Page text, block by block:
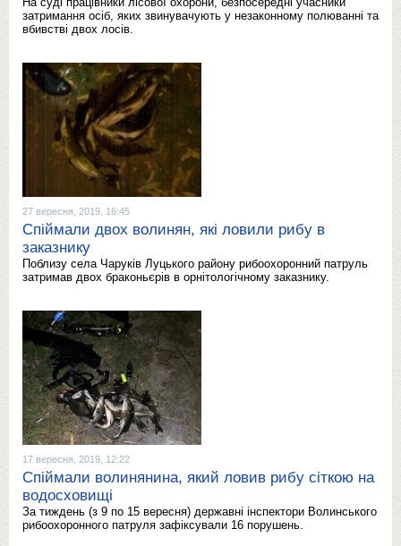
затримання осіб, яких звинувачують у незаконному полюванні та
вбивстві двох лосів.
27 вересня, 2019, 16:45
Спіймали двох волинян, які ловили рибу в
заказнику
Поблизу села Чаруків Луцького району рибоохоронний патруль
затримав двох браконьєрів в орнітологічному заказнику.
17 вересня, 2019, 12:22
Спіймали волинянина, який ловив рибу сіткою на
водосховищі
За тиждень (з 9 по 15 вересня) державні інспектори Волинського
рибоохоронного патруля зафіксували 16 порушень.